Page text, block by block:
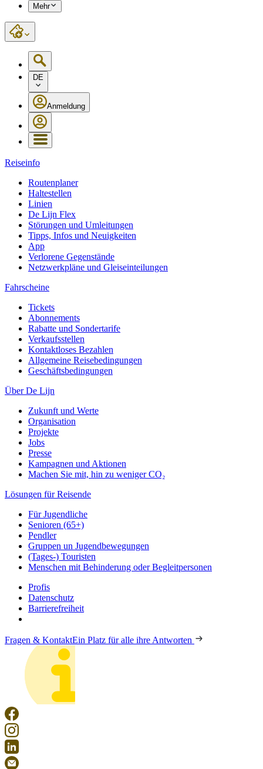
Mehr
DE
Anmeldung
Reiseinfo
Routenplaner
Haltestellen
Linien
De Lijn Flex
Störungen und Umleitungen
Tipps, Infos und Neuigkeiten
App
Verlorene Gegenstände
Netzwerkpläne und Gleiseinteilungen
Fahrscheine
Tickets
Abonnements
Rabatte und Sondertarife
Verkaufsstellen
Kontaktloses Bezahlen
Allgemeine Reisebedingungen
Geschäftsbedingungen
Über De Lijn
Zukunft und Werte
Organisation
Projekte
Jobs
Presse
Kampagnen und Aktionen
Machen Sie mit, hin zu weniger CO₂
Lösungen für Reisende
Für Jugendliche
Senioren (65+)
Pendler
Gruppen un Jugendbewegungen
(Tages-) Touristen
Menschen mit Behinderung oder Begleitpersonen
Profis
Datenschutz
Barrierefreiheit
Fragen & KontaktEin Platz für alle ihre Antworten